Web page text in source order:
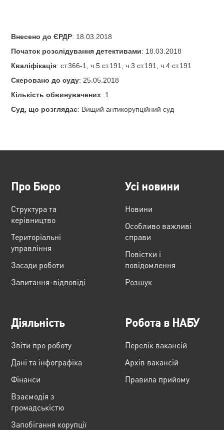
Внесено до ЄРДР: 18.03.2018
Початок розслідування детективами: 18.03.2018
Кваліфікація: ст.366-1, ч.5 ст.191, ч.3 ст.191, ч.4 ст.191
Скеровано до суду: 25.05.2018
Кількість обвинувачених: 1
Суд, що розглядає: Вищий антикорупційний суд
Про Бюро
Структура та
керівництво
Територіальні
управління
Засади роботи
Запитання-відповіді
Усі новини
Новини
Особливо важливі
справи
Повістки і
повідомлення
Розшук
Діяльність
Звіти про роботу
Дані та інфографіка
Фінанси
Взаємодія з
громадськістю
Запобігання корупції
Робота в НАБУ
Перелік вакансій
Архів вакансій
Правила прийому